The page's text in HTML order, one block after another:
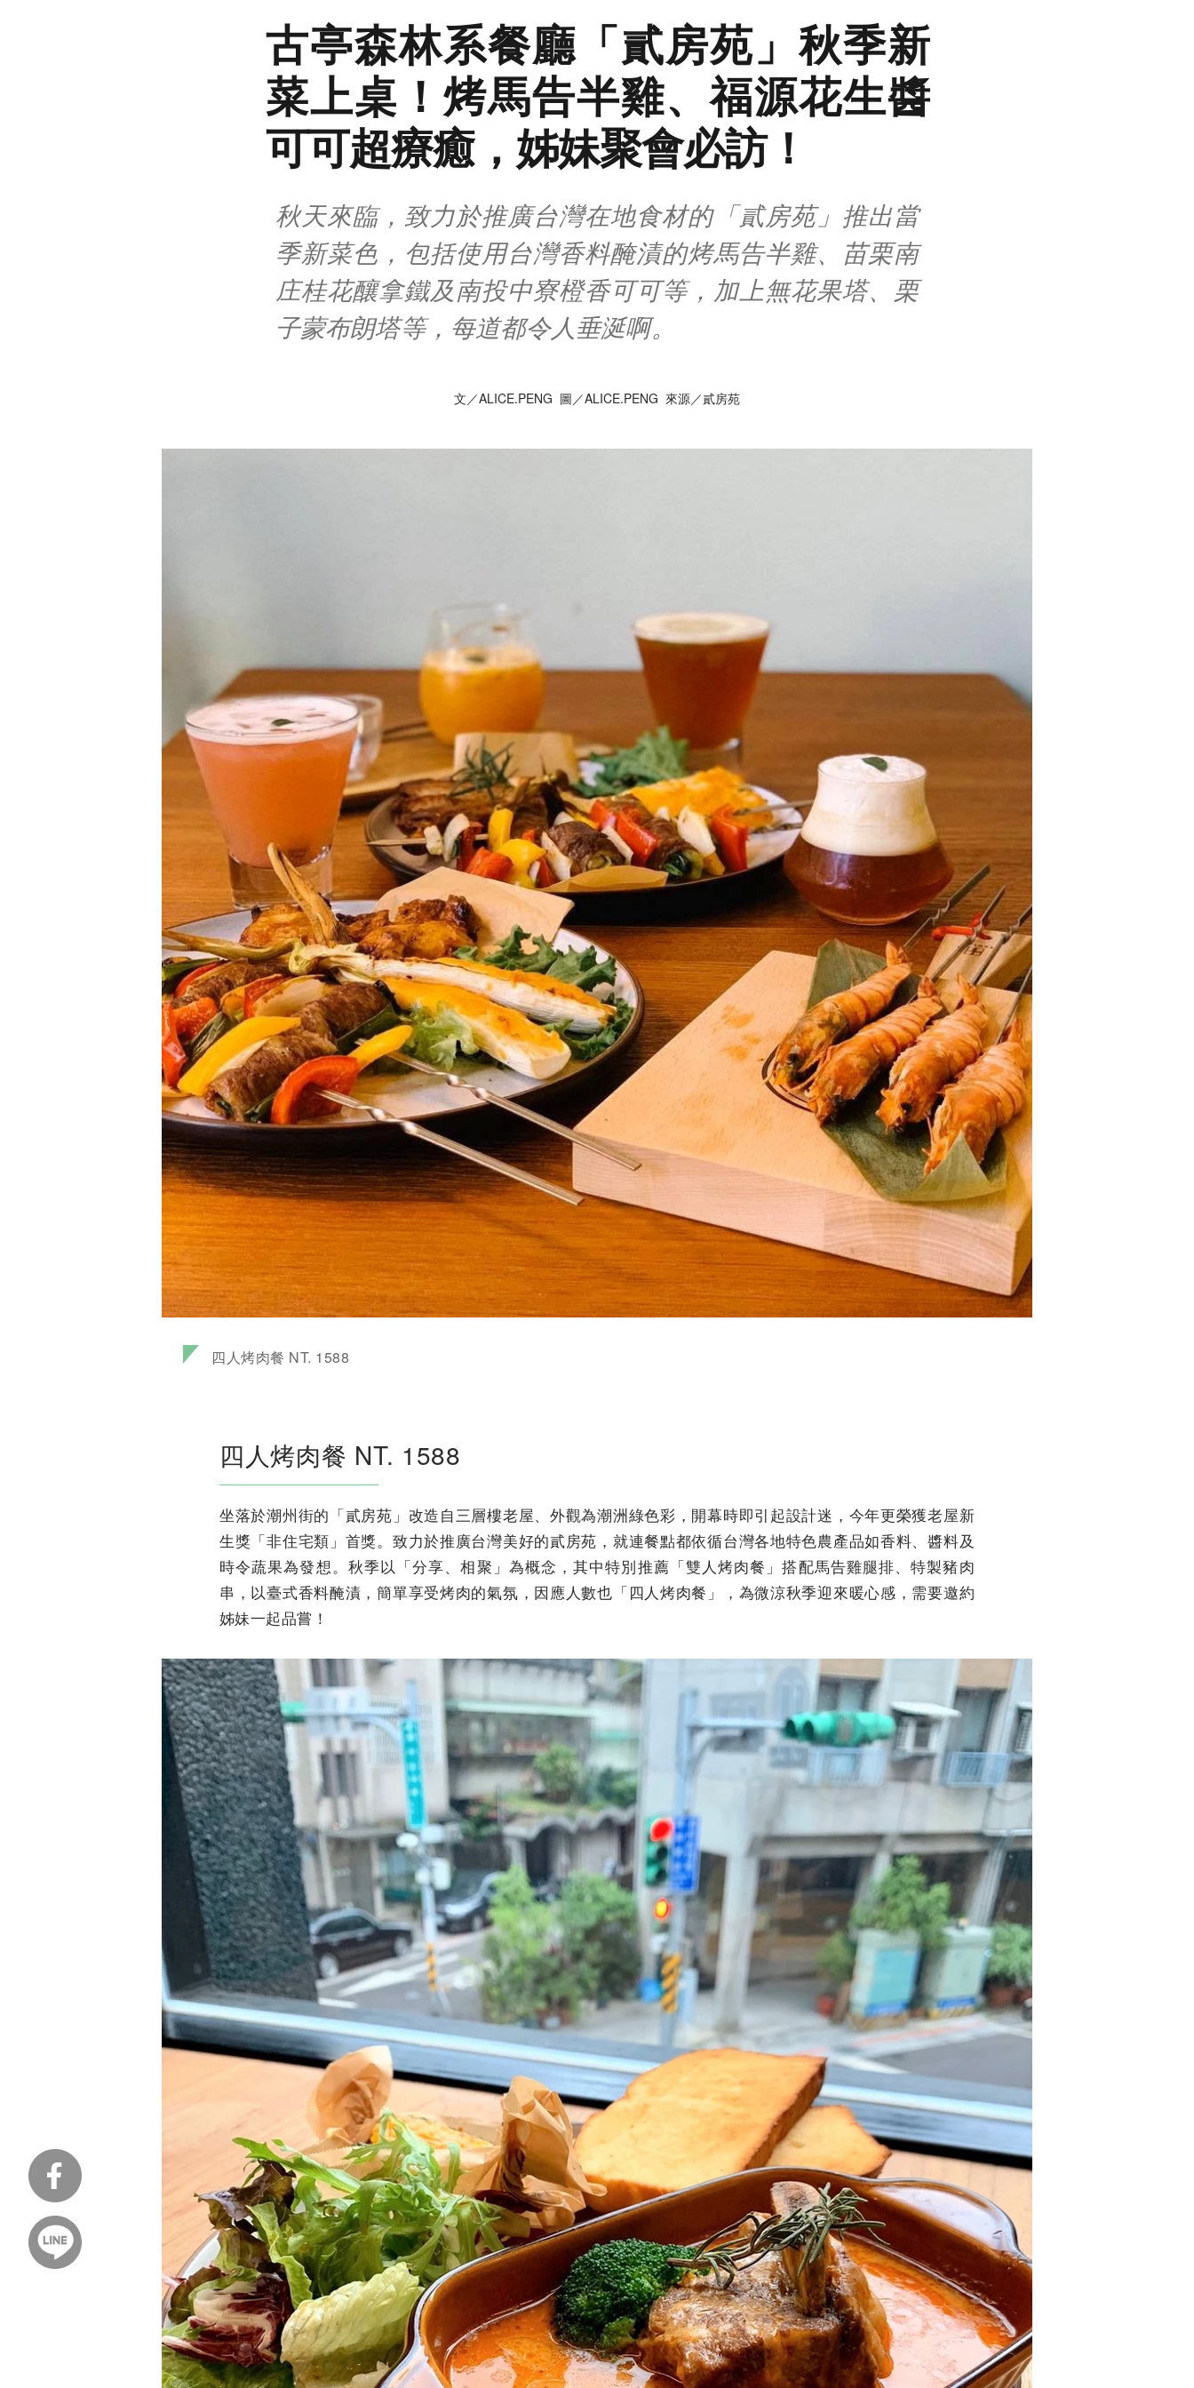
古亭森林系餐廳「貳房苑」秋季新
菜上桌！烤馬告半雞、福源花生醬
可可超療癒，姊妹聚會必訪！
秋天來臨，致力於推廣台灣在地食材的「貳房苑」推出當
季新菜色，包括使用台灣香料醃漬的烤馬告半雞、苗栗南
庄桂花釀拿鐵及南投中寮橙香可可等，加上無花果塔、栗
子蒙布朗塔等，每道都令人垂涎啊。
文／ALICE.PENG 圖／ALICE.PENG 來源／貳房苑
四人烤肉餐 NT. 1588
四人烤肉餐 NT. 1588
坐落於潮州街的「貳房苑」改造自三層樓老屋、外觀為潮洲綠色彩，開幕時即引起設計迷，今年更榮獲老屋新
生獎「非住宅類」首獎。致力於推廣台灣美好的貳房苑，就連餐點都依循台灣各地特色農產品如香料、醬料及
時令蔬果為發想。秋季以「分享、相聚」為概念，其中特別推薦「雙人烤肉餐」搭配馬告雞腿排、特製豬肉
串，以臺式香料醃漬，簡單享受烤肉的氣氛，因應人數也「四人烤肉餐」，為微涼秋季迎來暖心感，需要邀約
姊妹一起品嘗！